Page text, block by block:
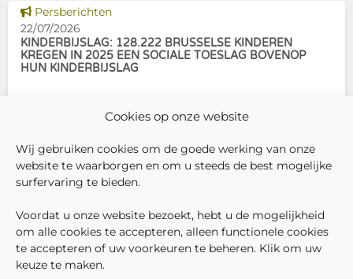
Cookies op onze website
Wij gebruiken cookies om de goede werking van onze
website te waarborgen en om u steeds de best mogelijke
surfervaring te bieden.
Voordat u onze website bezoekt, hebt u de mogelijkheid
om alle cookies te accepteren, alleen functionele cookies
te accepteren of uw voorkeuren te beheren. Klik om uw
keuze te maken.
schoolpremie. Deze financiële
ondersteuning helpt gezinnen
om de kosten
Dit nieuws tonen
Persberichten
22/07/2026
KINDERBIJSLAG: 128.222 BRUSSELSE KINDEREN
KREGEN IN 2025 EEN SOCIALE TOESLAG BOVENOP
HUN KINDERBIJSLAG
In december 2025 hadden
304.966 Brusselse kinderen
recht op kinderbijslag. Van hen
ontvingen 128.222 kinderen ook
een sociale toeslag boven op
komt overeen met 42,04% van
WIE ZIJN WIJ ?
WERKEN BIJ ONS
ALLE NIEUWSBERICHTEN
TRANSPARANTIE
CONTACTEER ONS